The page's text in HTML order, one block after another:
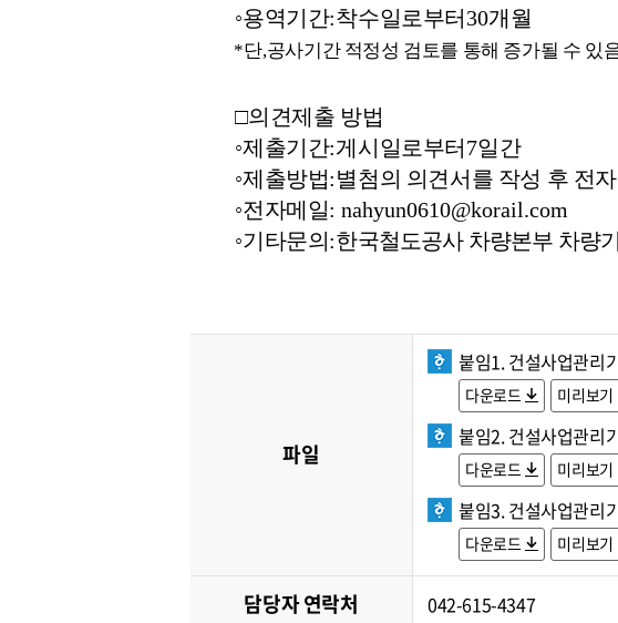
◦용역기간:착수일로부터 30개월
*단,공사기간 적정성 검토를 통해 증가될 수 있
□의견제출 방법
◦제출기간:게시일로부터 7일간
◦제출방법:별첨의 의견서를 작성 후 전
◦전자메일: nahyun0610@korail.com
◦기타문의 :한국철도공사 차량본부 차량
파일
붙임1. 건설사업관리
다운로드 미리보기
붙임2. 건설사업관리
다운로드 미리보기
붙임3. 건설사업관리
다운로드 미리보기
담당자 연락처 042-615-4347